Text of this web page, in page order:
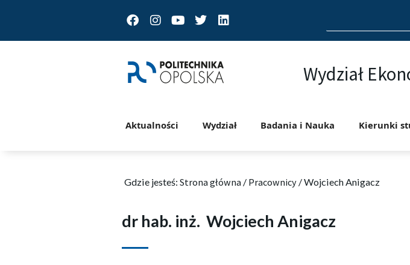
FacebookInstagram
Youtube
TwitterLinkedin
for:
Wydział
Aktualności Wydział Badania i Nauka Kierunki
Gdzie jesteś: Strona główna / Pracownicy/Wojciech Anigacz
dr hab. inż. Wojciech Anigacz